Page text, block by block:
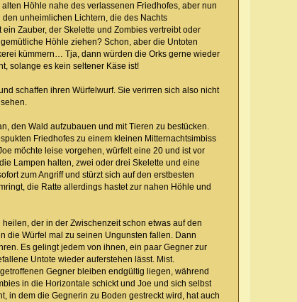
Höhle nahe des verlassenen Friedhofes, aber nun
unheimlichen Lichtern, die des Nachts
Zauber, der Skelette und Zombies vertreibt oder
Höhle ziehen? Schon, aber die Untoten
kümmern… Tja, dann würden die Orks gerne wieder
solange es kein seltener Käse ist!
schaffen ihren Würfelwurf. Sie verirren sich also nicht
den Wald aufzubauen und mit Tieren zu bestücken.
Friedhofes zu einem kleinen Mitternachtsimbiss
möchte leise vorgehen, würfelt eine 20 und ist vor
Lampen halten, zwei oder drei Skelette und eine
zum Angriff und stürzt sich auf den erstbesten
die Ratte allerdings hastet zur nahen Höhle und
der in der Zwischenzeit schon etwas auf den
die Würfel mal zu seinen Ungunsten fallen. Dann
Es gelingt jedem von ihnen, ein paar Gegner zur
Untote wieder auferstehen lässt. Mist.
Gegner bleiben endgültig liegen, während
in die Horizontale schickt und Joe und sich selbst
in dem die Gegnerin zu Boden gestreckt wird, hat auch